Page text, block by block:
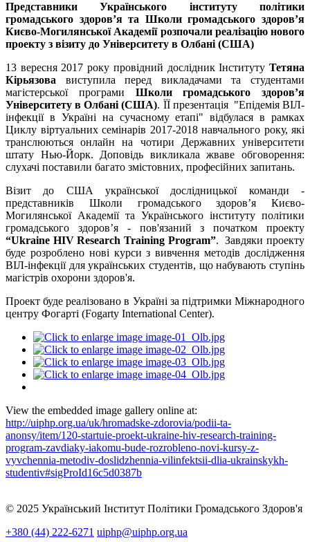
Представники Українського інституту політики
громадського здоров’я та Школи громадського здоров’я
Києво-Могилянської Академії розпочали реалізацію нового
проекту з візиту до Університету в Олбані (США)
13 вересня 2017 року провідний дослідник Інституту Тетяна
Кірьязова виступила перед викладачами та студентами
магістерської програми Школи громадського здоров’я
Університету в Олбані (США). ЇЇ презентація "Епідемія ВІЛ-
інфекції в Україні на сучасному етапі" відбулася в рамках
Циклу віртуальних семінарів 2017-2018 навчального року, які
транслюються онлайн на чотири Державних університети
штату Нью-Йорк. Доповідь викликала жваве обговорення:
слухачі поставили багато змістовних, професійних запитань.
Візит до США української дослідницької команди -
представників Школи громадського здоров’я Києво-
Могилянської Академії та Українського інституту політики
громадського здоров’я - пов'язаний з початком проекту
“Ukraine HIV Research Training Program”. Завдяки проекту
буде розроблено нові курси з вивчення методів дослідження
ВІЛ-інфекції для українських студентів, що набувають ступінь
магістрів охорони здоров'я.
Проект буде реалізовано в Україні за підтримки Міжнародного
центру Фогарті (Fogarty International Сenter).
View the embedded image gallery online at:
http://uiphp.org.ua/uk/hromadske-zdorovia/podii-ta-
anonsy/item/120-startuie-proekt-ukraine-hiv-research-training-
program-zavdiaky-iakomu-bude-rozrobleno-novi-kursy-z-
vyvchennia-metodiv-doslidzhennia-vilinfektsii-dlia-ukrainskykh-
studentiv#sigProId16c5d0387b
© 2025 Український Інститут Політики Громадського Здоров'я
+380 (44) 222-6271 uiphp@uiphp.org.ua